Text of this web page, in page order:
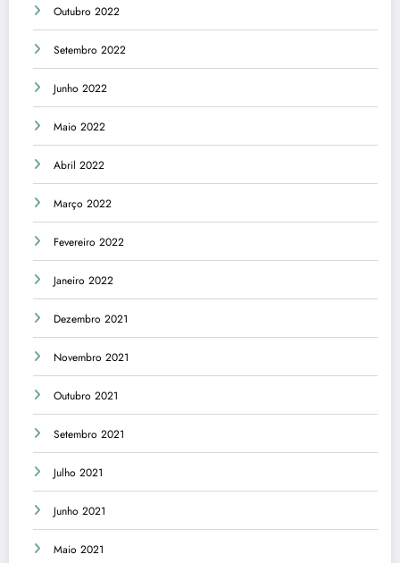
Outubro 2022
Setembro 2022
Junho 2022
Maio 2022
Abril 2022
Março 2022
Fevereiro 2022
Janeiro 2022
Dezembro 2021
Novembro 2021
Outubro 2021
Setembro 2021
Julho 2021
Junho 2021
Maio 2021